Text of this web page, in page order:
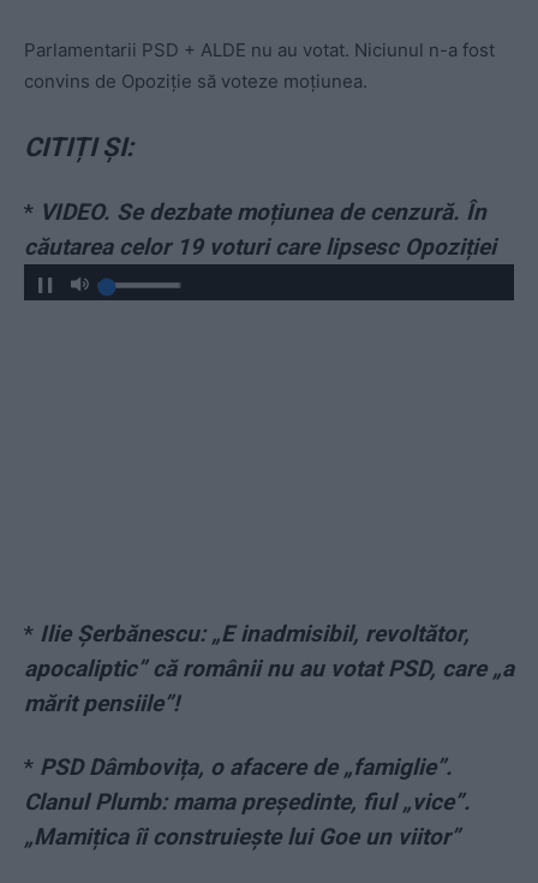
Parlamentarii PSD + ALDE nu au votat. Niciunul n-a fost
convins de Opoziție să voteze moțiunea.
CITIȚI ȘI:
* VIDEO. Se dezbate moțiunea de cenzură. În
căutarea celor 19 voturi care lipsesc Opoziției
* Ilie Șerbănescu: „E inadmisibil, revoltător,
apocaliptic” că românii nu au votat PSD, care „a
mărit pensiile”!
* PSD Dâmbovița, o afacere de „famiglie”.
Clanul Plumb: mama președinte, fiul „vice”.
„Mamițica îi construiește lui Goe un viitor”